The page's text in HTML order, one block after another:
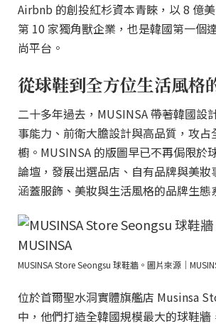
Airbnb 的創投紅杉資本青睞，以 8 億
第 10 家獨角獸企業，也是韓國第一個
尚平台。
從球鞋到全方位生活風格
二十多年過去，MUSINSA 帶著韓國設
事能力、前衛大膽設計與高品質，攻占
櫥。MUSINSA 的版圖早已不再侷限於
論壇，發展出選品店、自有品牌與美妝
涵蓋服飾、美妝與生活風格的品牌生態
MUSINSA Store Seongsu 球鞋牆。圖片來源｜
位於首爾聖水洞實體旗艦店 Musinsa
中，他們打造全韓國規模最大的球鞋牆